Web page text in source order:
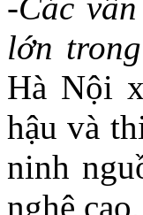
lớn
Hà Nội
hậu và
ninh
nghệ